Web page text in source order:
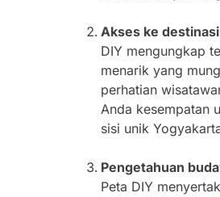
Akses ke
DIY mengungkap
menarik yang
perhatian
Anda kesempatan
sisi unik
Pengetahuan
Peta DIY